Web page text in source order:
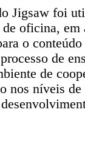
Jigsaw foi
oficina,
o
de
de
nos níveis